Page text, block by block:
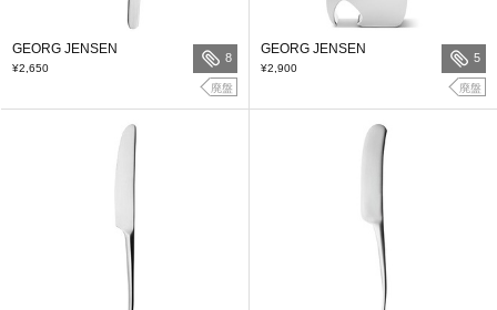
GEORG JENSEN
¥2,650
8
廃盤
GEORG JENSEN
¥2,900
5
廃盤